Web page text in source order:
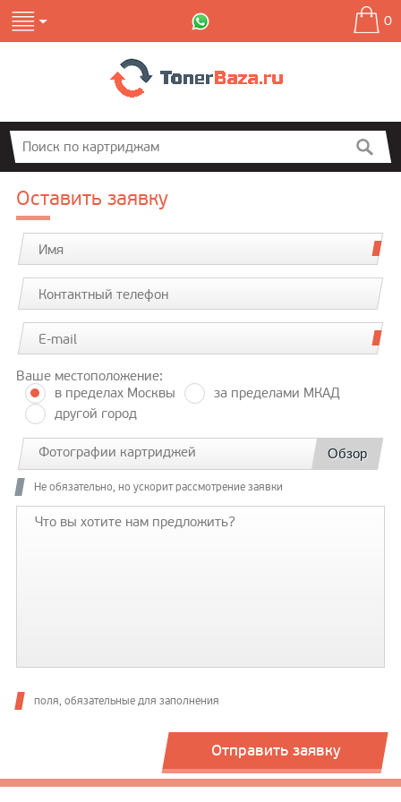
0
Оставить заявку
Ваше местоположение:
в пределах Москвы
за пределами МКАД
другой город
Фотографии картриджей Обзор
Не обязательно, но ускорит рассмотрение заявки
поля, обязательные для заполнения
Отправить заявку